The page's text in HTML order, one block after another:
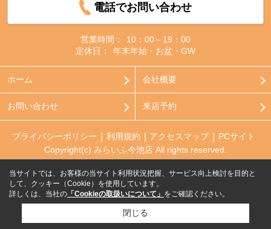
電話でお問い合わせ
営業時間：
10：00～19：00
定休日：
年末年始・お盆・GW
ホーム 会社概要
お問い合わせ 来店予約
プライバシーポリシー 利用規約 アクセスマップ
PCサイト
Copyright(c) みらいふ今池店 All rights reserved.
当サイトでは、お客様の当サイト利用状況把握、サービス向上検討を目的と
して、クッキー（Cookie）を使用しています。
詳しくは、当社の 「Cookieの取扱いについて」 をご確認ください。
閉じる